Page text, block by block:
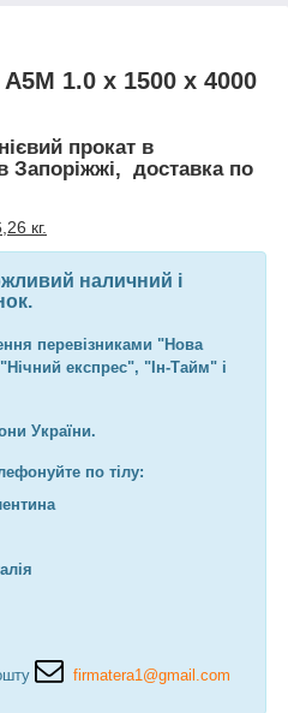
1.0 х 1500 х 4000
прокат в
Запоріжжі, доставка по
кг.
наличний і
перевізниками "Нова
експрес", "Ін-Тайм" і
України.
по тілу:
firmatera1@gmail.com